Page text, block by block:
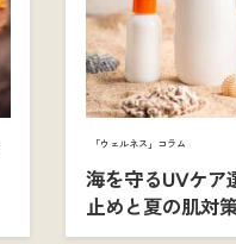
「ウェルネス」コラム
海を守るUVケア
止めと夏の肌対